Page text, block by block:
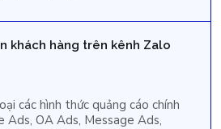
khách hàng trên kênh Zalo
các hình thức quảng cáo chính
OA Ads, Message Ads,